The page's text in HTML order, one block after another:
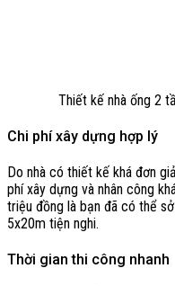
Thiết kế nhà ống 2
Chi phí xây dựng hợp lý
Do nhà có thiết kế khá đơn
phí xây dựng và nhân công
triệu đồng là bạn đã có thể
5x20m tiện nghi.
Thời gian thi công nhanh